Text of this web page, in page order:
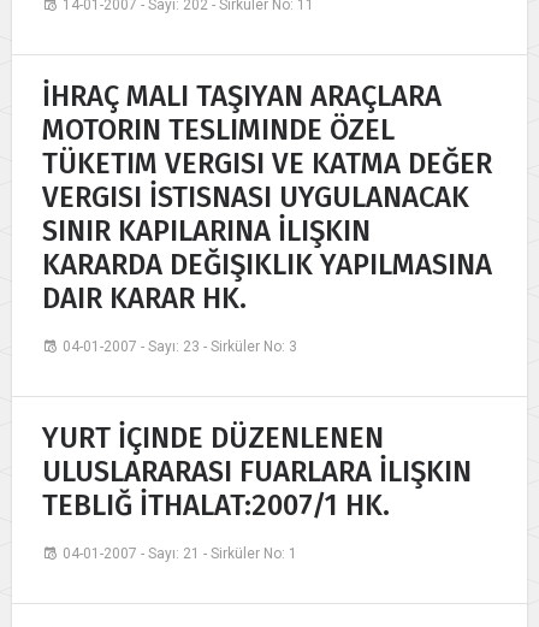
14-01-2007 - Sayı: 202 - Sirküler No: 11
İHRAÇ MALI TAŞIYAN ARAÇLARA
MOTORIN TESLIMINDE ÖZEL
TÜKETIM VERGISI VE KATMA DEĞER
VERGISI İSTISNASI UYGULANACAK
SINIR KAPILARINA İLIŞKIN
KARARDA DEĞIŞIKLIK YAPILMASINA
DAIR KARAR HK.
04-01-2007 - Sayı: 23 - Sirküler No: 3
YURT İÇINDE DÜZENLENEN
ULUSLARARASI FUARLARA İLIŞKIN
TEBLIĞ İTHALAT:2007/1 HK.
04-01-2007 - Sayı: 21 - Sirküler No: 1